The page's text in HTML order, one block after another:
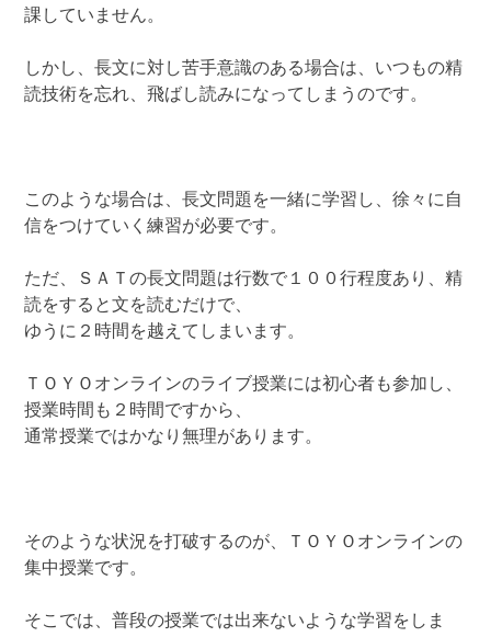
課していません。
しかし、長文に対し苦手意識のある場合は、いつもの精
読技術を忘れ、飛ばし読みになってしまうのです。
このような場合は、長文問題を一緒に学習し、徐々に自
信をつけていく練習が必要です。
ただ、ＳＡＴの長文問題は行数で１００行程度あり、精
読をすると文を読むだけで、
ゆうに２時間を越えてしまいます。
ＴＯＹＯオンラインのライブ授業には初心者も参加し、
授業時間も２時間ですから、
通常授業ではかなり無理があります。
そのような状況を打破するのが、ＴＯＹＯオンラインの
集中授業です。
そこでは、普段の授業では出来ないような学習をしま